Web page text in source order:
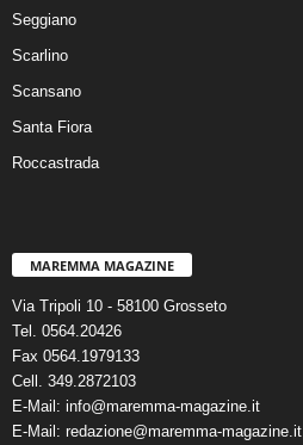
Seggiano
Scarlino
Scansano
Santa Fiora
Roccastrada
MAREMMA MAGAZINE
Via Tripoli 10 - 58100 Grosseto
Tel. 0564.20426
Fax 0564.1979133
Cell. 349.2872103
E-Mail: info@maremma-magazine.it
E-Mail: redazione@maremma-magazine.it